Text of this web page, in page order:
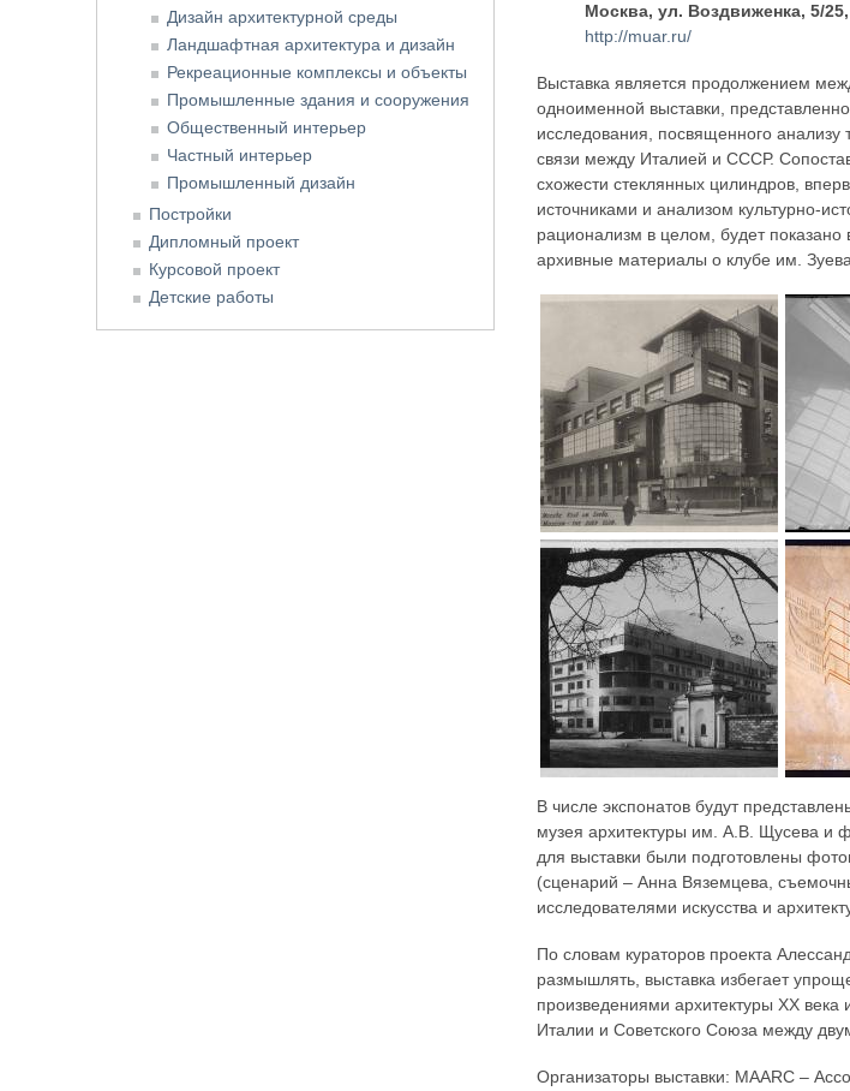
Москва, ул. Воздвиженка, 5/
http://muar.ru/
Выставка является продолжением
одноименной выставки,
исследования, посвященного анализу
связи между Италией и СССР.
схожести стеклянных цилиндров,
источниками и анализом культурно-
рационализм в целом, будет
архивные материалы о клубе им. Зуева.
В числе экспонатов будут
музея архитектуры им. А.В. Щусева и
для выставки были подготовлены
(сценарий – Анна Вяземцева,
исследователями искусства и
По словам кураторов проекта
размышлять, выставка избегает
произведениями архитектуры ХХ
Италии и Советского Союза между
Организаторы выставки: MAARC –
Дизайн архитектурной среды
Ландшафтная архитектура и дизайн
Рекреационные комплексы и объекты
Промышленные здания и сооружения
Общественный интерьер
Частный интерьер
Промышленный дизайн
Постройки
Дипломный проект
Курсовой проект
Детские работы